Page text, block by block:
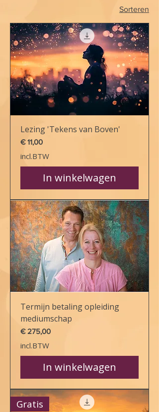
Sorteren
Lezing 'Tekens van Boven'
Prijs
€ 11,00
incl.BTW
In winkelwagen
Termijn betaling opleiding
mediumschap
Prijs
€ 275,00
incl.BTW
In winkelwagen
Gratis